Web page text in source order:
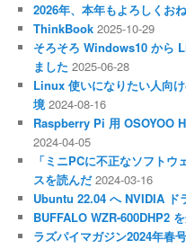
2026年、本年もよろしくお
ThinkBook 2025-10-29
そろそろ Windows10 から
ました 2025-06-28
Linux 使いになりたい人向
境 2024-08-16
Raspberry Pi 用 OSOYOO
2024-04-05
「ミニPCに不正なソフト
スを読んだ 2024-03-16
Ubuntu 22.04 へ NVIDIA ド
BUFFALO WZR-600DHP2
ラズパイマガジン2024年春